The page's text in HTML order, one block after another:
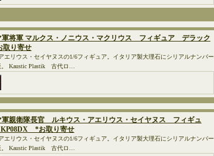
将軍 マルクス・ノニウス・マクリウス フィギュア デラック
り寄せ
エリウス・セイヤヌスの1/6フィギュア。イタリア製大理石にシリアルナンバー
Kaustic Plastik 古代ロ…
親衛隊長官 ルキウス・アエリウス・セイヤヌス フィギュ
*お取り寄せ
エリウス・セイヤヌスの1/6フィギュア。イタリア製大理石にシリアルナンバー
Kaustic Plastik 古代ロ…